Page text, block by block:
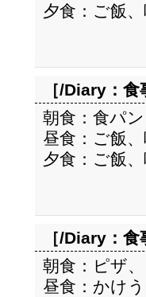
夕食：ご飯
［/Diary： 食
朝食：食パ
昼食：ご飯
夕食：ご飯
［/Diary： 食
朝食：ピザ
昼食：かけ